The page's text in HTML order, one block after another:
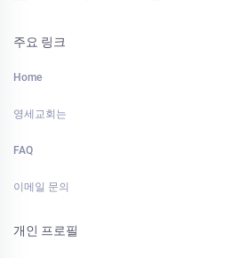
주요 링크
Home
영세교회는
FAQ
이메일 문의
개인 프로필